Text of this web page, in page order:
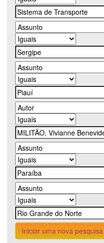
Iniciar uma nova pesquisa